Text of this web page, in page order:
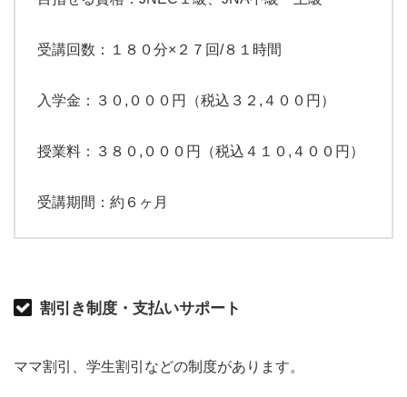
受講回数：１８０分×２７回/８１時間
入学金：３０,０００円（税込３２,４００円）
授業料：３８０,０００円（税込４１０,４００円）
受講期間：約６ヶ月
割引き制度・支払いサポート
ママ割引、学生割引などの制度があります。